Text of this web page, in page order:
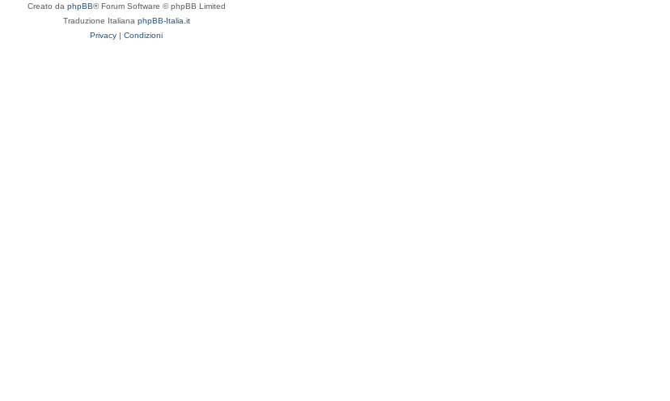
Creato da phpBB® Forum Software © phpBB Limited
Traduzione Italiana phpBB-Italia.it
Privacy | Condizioni